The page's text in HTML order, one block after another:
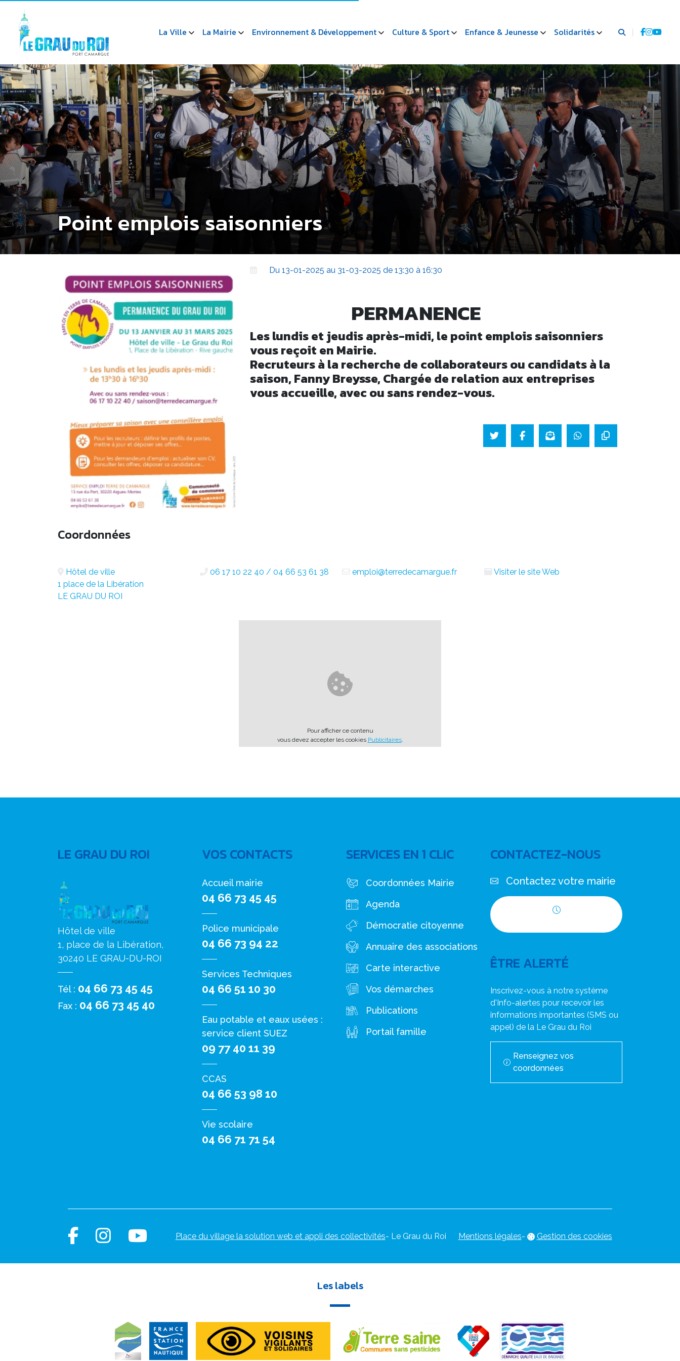
La Ville La Mairie Environnement & Développement Culture & Sport Enfance & Jeunesse Solidarités
Point emplois saisonniers
Du 13-01-2025 au 31-03-2025 de 13:30 à 16:30
PERMANENCE
Les lundis et jeudis après-midi, le point emplois saisonniers
vous reçoit en Mairie.
Recruteurs à la recherche de collaborateurs ou candidats à la
saison, Fanny Breysse, Chargée de relation aux entreprises
vous accueille, avec ou sans rendez-vous.
Coordonnées
Hôtel de ville
1 place de la Libération
LE GRAU DU ROI
06 17 10 22 40 / 04 66 53 61 38 emploi@terredecamargue.fr Visiter le site Web
Pour afficher ce contenu
vous devez accepter les cookies Publicitaires.
LE GRAU DU ROI
Hôtel de ville
1, place de la Libération,
30240 LE GRAU-DU-ROI
Tél : 04 66 73 45 45
Fax : 04 66 73 45 40
VOS CONTACTS
Accueil mairie
04 66 73 45 45
Police municipale
04 66 73 94 22
Services Techniques
04 66 51 10 30
Eau potable et eaux usées :
service client SUEZ
09 77 40 11 39
CCAS
04 66 53 98 10
Vie scolaire
04 66 71 71 54
SERVICES EN 1 CLIC
Coordonnées Mairie
Agenda
Démocratie citoyenne
Annuaire des associations
Carte interactive
Vos démarches
Publications
Portail famille
CONTACTEZ-NOUS
Contactez votre mairie
ÊTRE ALERTÉ
Inscrivez-vous à notre système
d'Info-alertes pour recevoir les
informations importantes (SMS ou
appel) de la Le Grau du Roi
Renseignez vos
coordonnées
Place du village la solution web et appli des collectivités- Le Grau du Roi Mentions légales- Gestion des cookies
Les labels